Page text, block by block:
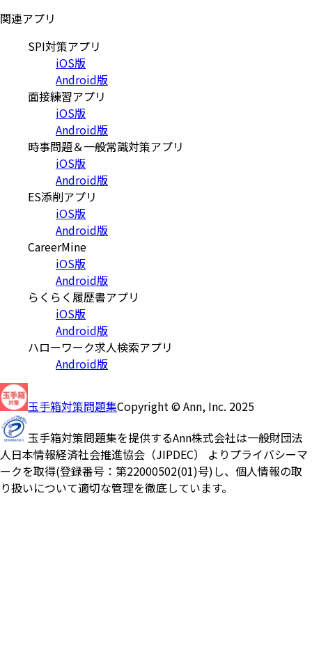
関連アプリ
SPI対策アプリ
iOS版
Android版
面接練習アプリ
iOS版
Android版
時事問題＆一般常識対策アプリ
iOS版
Android版
ES添削アプリ
iOS版
Android版
CareerMine
iOS版
Android版
らくらく履歴書アプリ
iOS版
Android版
ハローワーク求人検索アプリ
Android版
玉手箱対策問題集Copyright © Ann, Inc. 2025
玉手箱対策問題集を提供するAnn株式会社は一般財団法
人日本情報経済社会推進協会（JIPDEC） よりプライバシーマ
ークを取得(登録番号：第22000502(01)号)し、個人情報の取
り扱いについて適切な管理を徹底しています。